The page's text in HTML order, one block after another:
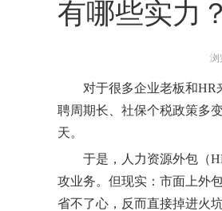
有哪些实力？
浏
对于很多企业老板和
聘周期长、社保个税政策多
天。
于是，人力资源外包（
攻业务。但现实：市面上外
省不了心，反而直接掉进火坑